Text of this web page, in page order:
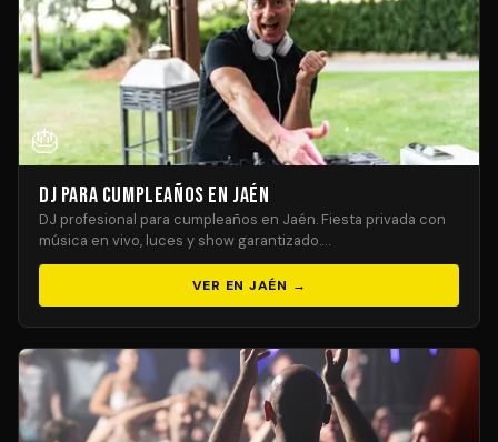
🎂
DJ para Cumpleaños en Jaén
DJ profesional para cumpleaños en Jaén. Fiesta privada con
música en vivo, luces y show garantizado.…
VER EN JAÉN →